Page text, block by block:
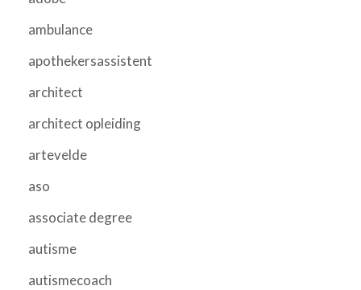
ambulance
apothekersassistent
architect
architect opleiding
artevelde
aso
associate degree
autisme
autismecoach